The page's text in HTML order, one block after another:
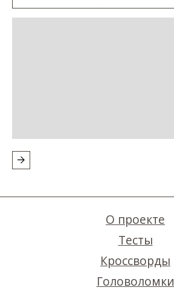
О проекте
Тесты
Кроссворды
Головоломки